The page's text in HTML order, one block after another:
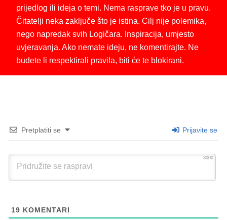
prijedlog ili ideja o temi. Nema rasprave tko je u pravu.
Čitatelji neka zaključe što je istina. Cilj nije polemika,
nego napredak svih Logičara. Inspiracija, umjesto
uvjeravanja. Ako nemate ideju, ne komentirajte. Ne
budete li respektirali pravila, biti će te blokirani.
Pretplatiti se Prijavite se
3000
19 KOMENTARI